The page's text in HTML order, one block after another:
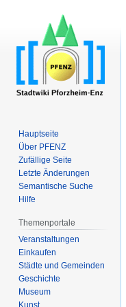
Hauptseite
Über PFENZ
Zufällige Seite
Letzte Änderungen
Semantische Suche
Hilfe
Themenportale
Veranstaltungen
Einkaufen
Städte und Gemeinden
Geschichte
Museum
Kunst